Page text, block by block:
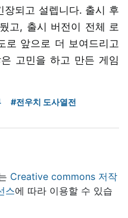
장되고 설렙니다. 출시 후
고, 출시 버전이 전체 로
로 앞으로 더 보여드리고
고민을 하고 만든 게임
#전우치 도사열전
Creative commons 저작
스에 따라 이용할 수 있습